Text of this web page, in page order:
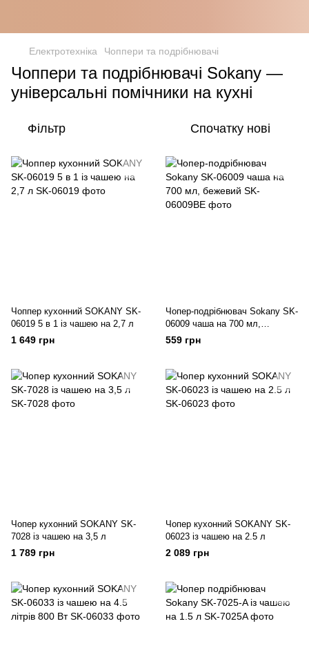
Електротехніка Чоппери та подрібнювачі
Чоппери та подрібнювачі Sokany —
універсальні помічники на кухні
Фільтр Спочатку нові
Чоппер кухонний SOKANY SK-
06019 5 в 1 із чашею на 2,7 л
1 649 грн
Чопер-подрібнювач Sokany SK-
06009 чаша на 700 мл,
бежевий
559 грн
Чопер кухонний SOKANY SK-
7028 із чашею на 3,5 л
1 789 грн
Чопер кухонний SOKANY SK-
06023 із чашею на 2.5 л
2 089 грн